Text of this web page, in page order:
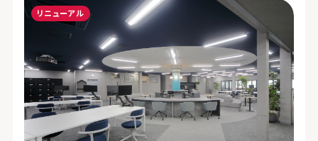
リニューアル